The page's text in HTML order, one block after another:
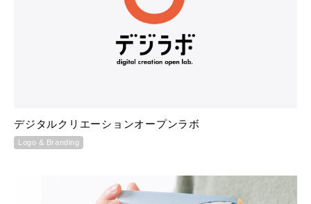
デジタルクリエーションオープンラボ
Logo & Branding